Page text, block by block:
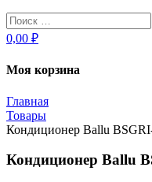
0,00 ₽
Моя корзина
Главная
Товары
Кондиционер Ballu
Кондиционер Ballu